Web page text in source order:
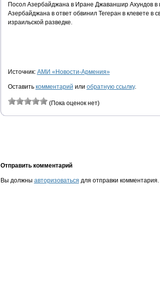
Посол Азербайджана в Иране Джаваншир Ахундов
Азербайджана в ответ обвинил Тегеран в клевете в
израильской разведке.
Источник: АМИ «Новости-Армения»
Оставить комментарий или обратную ссылку.
(Пока оценок нет)
Отправить комментарий
Вы должны авторизоваться для отправки комментария.